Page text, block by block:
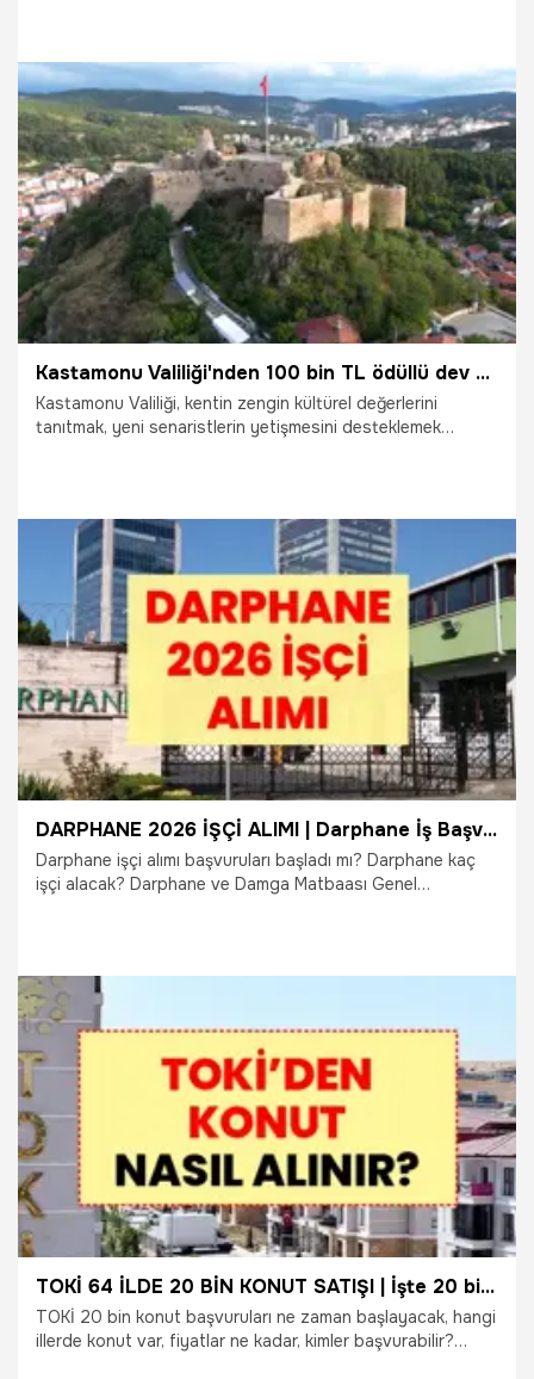
5.08.2026 Samsun
Kastamonu Valiliği'nden 100 bin TL ödüllü dev yarışma! Kastamonu'nun hikayesini yazan kazanacak
Kastamonu Valiliği, kentin zengin kültürel değerlerini
tanıtmak, yeni senaristlerin yetişmesini desteklemek
Muazzam İşler Yapım desteğiyle filme dönüştürülecek.
22.07.2026 Gündem
DARPHANE 2026 İŞÇİ ALIMI | Darphane İş Başvurusu Nasıl Yapılır? Darphane ve Damga Matbaası Genel Müdürlüğü Kaç İşçi Alacak? Darphane Hangi Kadrolara Kamu İşçisi Alacak?
Darphane işçi alımı başvuruları başladı mı? Darphane kaç
işçi alacak? Darphane ve Damga Matbaası Genel
Darphane ve Damga Matbaası Genel Müdürlüğü, 2026 yılı
personel planlaması kapsamında toplam 124 sürekli işçi
alımı gerçekleştireceğini duyurdu. İstanbul'da istihdam
edilecek işçiler için başvuru süreci başlarken, kamu işçisi
olmak isteyen binlerce aday alım şartlarını, kadro dağılımını
ve başvuru detaylarını araştırmaya başladı.
22.06.2026 Ekonomi
TOKİ 64 İLDE 20 BİN KONUT SATIŞI | İşte 20 bin TOKİ konutunun illere dağılımı! TOKİ'den konut nasıl alınır? Projenin şartları neler?
TOKİ 20 bin konut başvuruları ne zaman başlayacak, hangi
illerde konut var, fiyatlar ne kadar, kimler başvurabilir?